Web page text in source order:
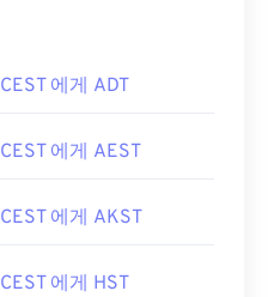
CEST 에게 ADT
CEST 에게 AEST
CEST 에게 AKST
CEST 에게 HST